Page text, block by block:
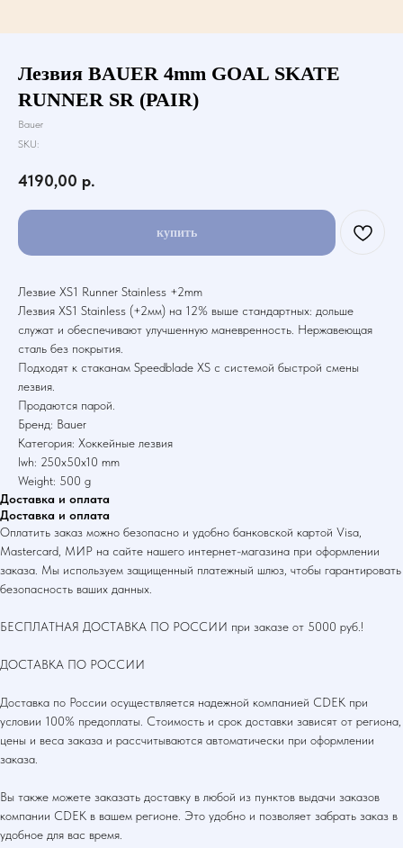
Лезвия BAUER 4mm GOAL SKATE
RUNNER SR (PAIR)
Bauer
SKU:
4190,00 р.
купить
Лезвие XS1 Runner Stainless +2mm
Лезвия XS1 Stainless (+2мм) на 12% выше стандартных: дольше
служат и обеспечивают улучшенную маневренность. Нержавеющая
сталь без покрытия.
Подходят к стаканам Speedblade XS с системой быстрой смены
лезвия.
Продаются парой.
Бренд: Bauer
Категория: Хоккейные лезвия
lwh: 250x50x10 mm
Weight: 500 g
Доставка и оплата
Доставка и оплата
Оплатить заказ можно безопасно и удобно банковской картой Visa,
Mastercard, МИР на сайте нашего интернет-магазина при оформлении
заказа. Мы используем защищенный платежный шлюз, чтобы гарантировать
безопасность ваших данных.
БЕСПЛАТНАЯ ДОСТАВКА ПО РОССИИ при заказе от 5000 руб.!
ДОСТАВКА ПО РОССИИ
Доставка по России осуществляется надежной компанией CDEK при
условии 100% предоплаты. Стоимость и срок доставки зависят от региона,
цены и веса заказа и рассчитываются автоматически при оформлении
заказа.
Вы также можете заказать доставку в любой из пунктов выдачи заказов
компании CDEK в вашем регионе. Это удобно и позволяет забрать заказ в
удобное для вас время.